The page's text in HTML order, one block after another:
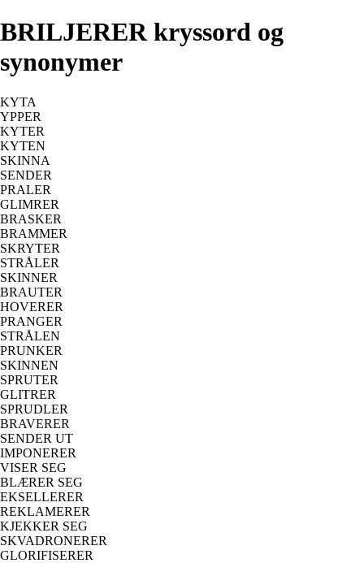
BRILJERER kryssord og
synonymer
KYTA
YPPER
KYTER
KYTEN
SKINNA
SENDER
PRALER
GLIMRER
BRASKER
BRAMMER
SKRYTER
STRÅLER
SKINNER
BRAUTER
HOVERER
PRANGER
STRÅLEN
PRUNKER
SKINNEN
SPRUTER
GLITRER
SPRUDLER
BRAVERER
SENDER UT
IMPONERER
VISER SEG
BLÆRER SEG
EKSELLERER
REKLAMERER
KJEKKER SEG
SKVADRONERER
GLORIFISERER